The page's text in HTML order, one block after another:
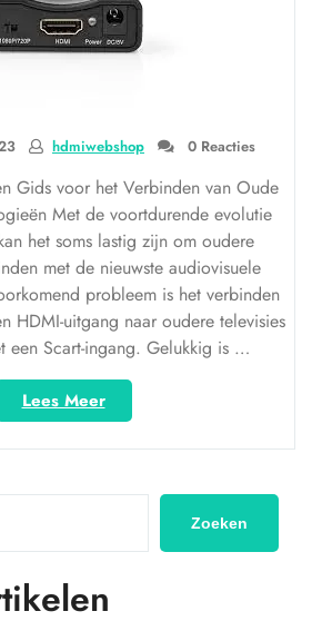
hdmiwebshop 0 Reacties
Gids voor het Verbinden van Oude
Met de voortdurende evolutie
het soms lastig zijn om oudere
met de nieuwste audiovisuele
probleem is het verbinden
HDMI-uitgang naar oudere televisies
een Scart-ingang. Gelukkig is …
Lees Meer“HDMI
naar
Scart:
verbinding
oude
nieuwe
Zoeken